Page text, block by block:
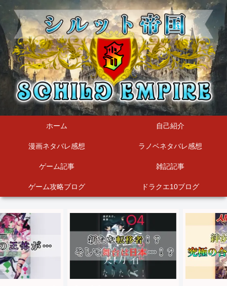
ホーム 自己紹介
漫画ネタバレ感想 ラノベネタバレ感想
ゲーム記事 雑記記事
ゲーム攻略ブログ ドラクエ10ブログ